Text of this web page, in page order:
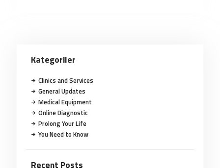
Kategoriler
Clinics and Services
General Updates
Medical Equipment
Online Diagnostic
Prolong Your Life
You Need to Know
Recent Posts